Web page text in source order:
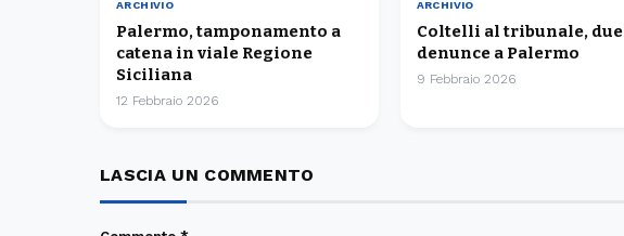
ARCHIVIO
Palermo, tamponamento a
catena in viale Regione
Siciliana
12 Febbraio 2026
ARCHIVIO
Coltelli al tribunale, due
denunce a Palermo
9 Febbraio 2026
LASCIA UN COMMENTO